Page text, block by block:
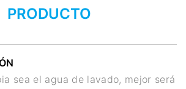
PRODUCTO
sea el agua de lavado, mejor será